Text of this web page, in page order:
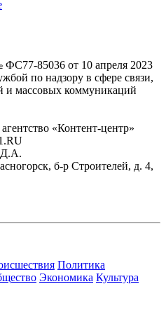
85036 от 10 апреля 2023
по надзору в сфере связи,
и массовых коммуникаций
«Контент-центр»
Д.А.
б-р Строителей, д. 4,
Политика
Экономика Культура